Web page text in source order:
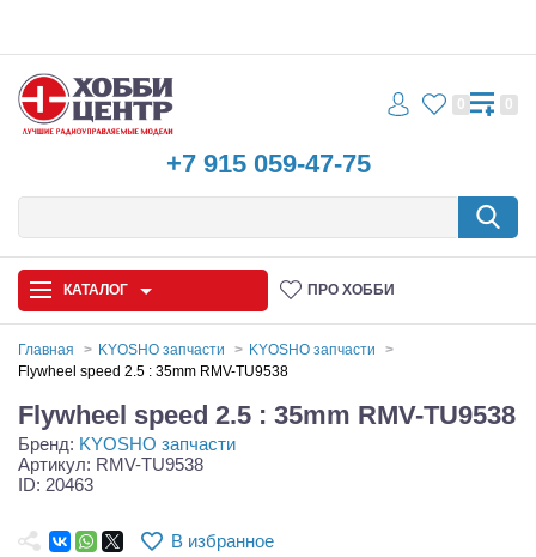
+7 915 059-47-75
0 0
КАТАЛОГ ПРО ХОББИ
Запчасти и аксессуары
Игрушки
Самолеты
Главная KYOSHO запчасти
KYOSHO запчасти
Flywheel speed 2.5 : 35mm RMV-TU9538
Flywheel speed 2.5 : 35mm RMV-TU9538
Бренд: KYOSHO запчасти
Артикул: RMV-TU9538
ID: 20463
В избранное